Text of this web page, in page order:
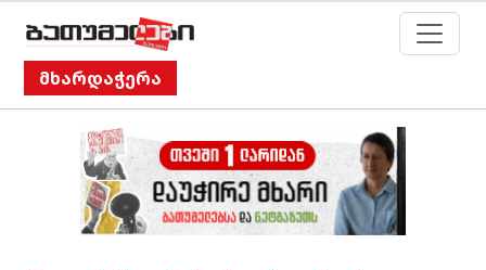
მხარდაჭერა